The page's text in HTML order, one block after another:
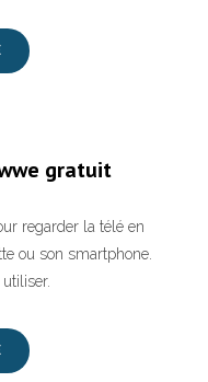
gratuit
regarder la télé en
ou son smartphone.